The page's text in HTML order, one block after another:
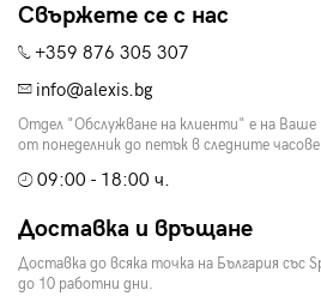
Свържете се с нас
+359 876 305 307
info@alexis.bg
Отдел "Обслужване на клиенти" е на Ваше
от понеделник до петък в следните
09:00 - 18:00 ч.
Доставка и връщане
Доставка до всяка точка на България със
до 10 работни дни.